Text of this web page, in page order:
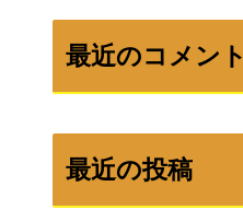
最近のコメント
最近の投稿